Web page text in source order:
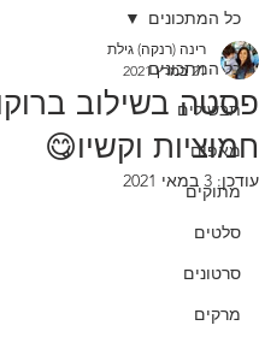
כל המתכונים
תבשילים
מאפים
מתוקים
סלטים
סרטונים
מרקים
כל המתכונים
פסטה בשילוב
חמוציות וקשיו😋
רינה (רנקה) גילת
21 במרץ 2021
עודכן: 3 במאי 2021